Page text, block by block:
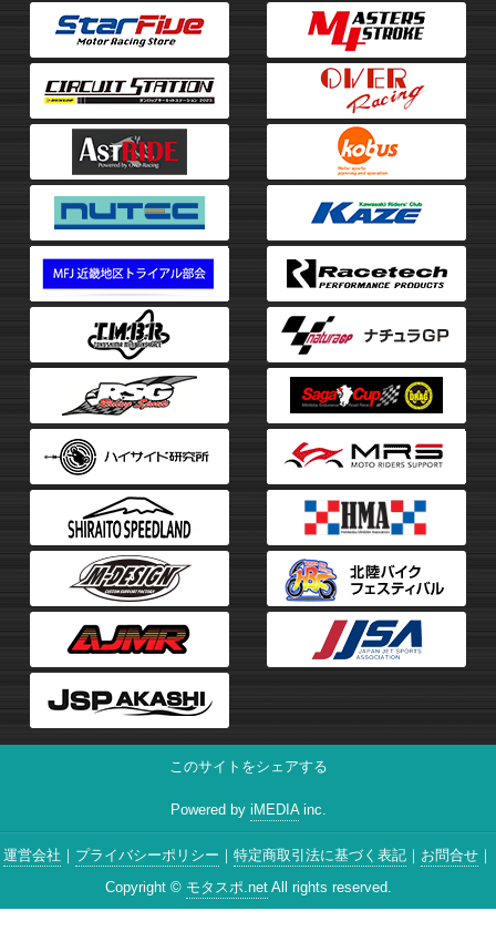
このサイトをシェアする
Powered by iMEDIAinc.
運営会社 プライバシーポリシー 特定商取引法に基づく表記
お問合せ
Copyright © モタスポ.netAll rights reserved.